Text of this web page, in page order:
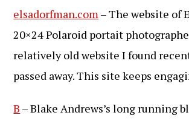
elsadorfman.com– The website of
20×24 Polaroid portait
relatively old website I found
passed away. This site keeps
B – Blake Andrews’s long running